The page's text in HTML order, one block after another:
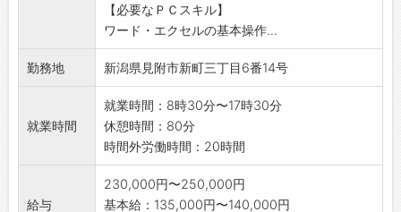
【必要なＰＣスキル】
ワード・エクセルの基本操作...
勤務地 新潟県見附市新町三丁目6番14号
就業時間
就業時間：8時30分〜17時30分
休憩時間：80分
時間外労働時間：20時間
給与
230,000円〜250,000円
基本給：135,000円〜140,000円